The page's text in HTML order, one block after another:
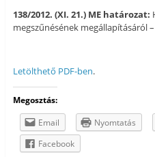
138/2012. (XI. 21.) ME határozat:
megszűnésének megállapításáról
Letölthető PDF-ben.
Megosztás:
Email
Nyomtatás
Facebook